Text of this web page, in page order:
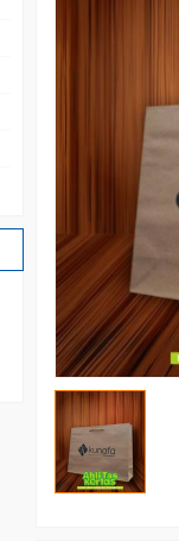
Paper Bag Takeaway
Rp 3.000